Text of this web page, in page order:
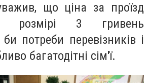
що ціна за проїзд
розмірі 3 гривень
потреби перевізників і
багатодітні сім'ї.